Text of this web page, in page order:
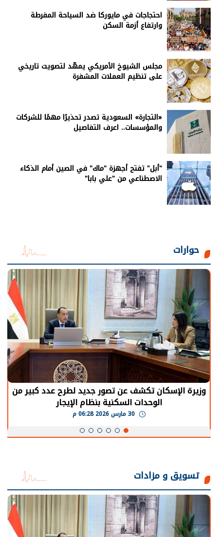
احتجاجات في مايوركا ضد السياحة المفرطة
وارتفاع أزمة السكن
مجلس الشيوخ الأمريكي يمهّد لتصويت تاريخي
على تنظيم العملات المشفرة
«التجارة» السعودية تصدر تحذيرًا مهمًا للشركات
والمؤسسات.. اعرف التفاصيل
"أبل" تفتح أجهزة "ماك" في الصين أمام الذكاء
الاصطناعي من "علي بابا"
حوارات
وزيرة الإسكان تكشف عن تصور جديد لطرح عدد كبير من
الوحدات السكنية بنظام الإيجار
تسويق و مزادات